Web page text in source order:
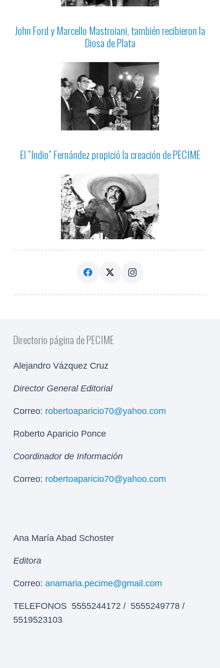
John Ford y Marcello Mastroiani, también recibieron la
Diosa de Plata
El ”Indio” Fernández propició la creación de PECIME
Directorio página de PECIME
Alejandro Vázquez Cruz
Director General Editorial
Correo: robertoaparicio70@yahoo.com
Roberto Aparicio Ponce
Coordinador de Información
Correo: robertoaparicio70@yahoo.com
Ana María Abad Schoster
Editora
Correo: anamaria.pecime@gmail.com
TELEFONOS 5555244172 / 5555249778 /
5519523103